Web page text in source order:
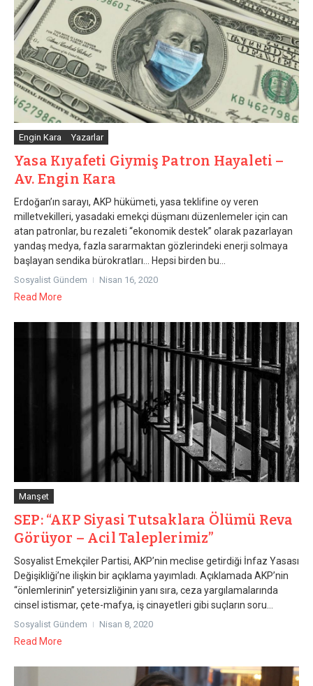
Engin Kara Yazarlar
Yasa Kıyafeti Giymiş Patron Hayaleti –
Av. Engin Kara
Erdoğan’ın sarayı, AKP hükümeti, yasa teklifine oy veren
milletvekilleri, yasadaki emekçi düşmanı düzenlemeler için can
atan patronlar, bu rezaleti “ekonomik destek” olarak pazarlayan
yandaş medya, fazla sararmaktan gözlerindeki enerji solmaya
başlayan sendika bürokratları… Hepsi birden bu...
Sosyalist Gündem Nisan 16, 2020
Read More
Manşet
SEP: “AKP Siyasi Tutsaklara Ölümü Reva
Görüyor – Acil Taleplerimiz”
Sosyalist Emekçiler Partisi, AKP’nin meclise getirdiği İnfaz Yasası
Değişikliği’ne ilişkin bir açıklama yayımladı. Açıklamada AKP’nin
“önlemlerinin” yetersizliğinin yanı sıra, ceza yargılamalarında
cinsel istismar, çete-mafya, iş cinayetleri gibi suçların soru...
Sosyalist Gündem Nisan 8, 2020
Read More